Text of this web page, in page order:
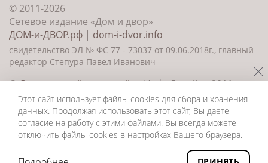
© 2011-2026
Сетевое издание «Дом и двор»
ДОМ-и-ДВОР.рф | dom-i-dvor.info
свидетельство ЭЛ № ФС 77 - 73037 от 09.06.2018г., главный
редактор Степура Павел Иванович
©Создание сайта и дизайн«ИнфоДизайн» 2011—
2026
Этот сайт использует файлы cookies для сбора и хранения
данных. Продолжая использовать этот сайт, Вы даете
согласие на работу с этими файлами. Вы всегда можете
отключить файлы cookies в настройках Вашего браузера.